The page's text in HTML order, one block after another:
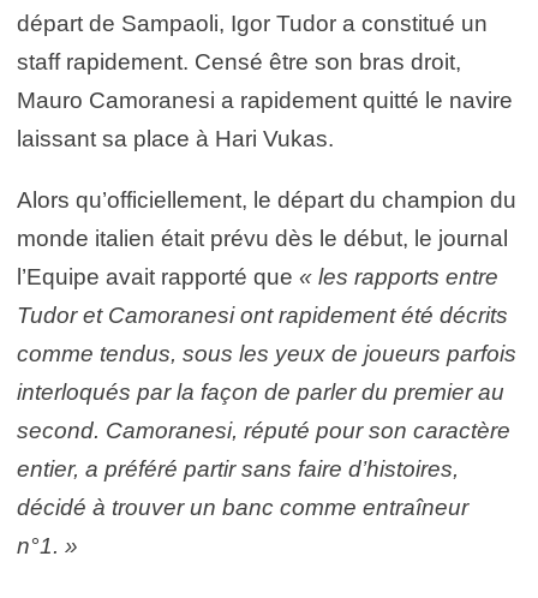
départ de Sampaoli, Igor Tudor a constitué un
staff rapidement. Censé être son bras droit,
Mauro Camoranesi a rapidement quitté le navire
laissant sa place à Hari Vukas.
Alors qu’officiellement, le départ du champion du
monde italien était prévu dès le début, le journal
l’Equipe avait rapporté que « les rapports entre
Tudor et Camoranesi ont rapidement été décrits
comme tendus, sous les yeux de joueurs parfois
interloqués par la façon de parler du premier au
second. Camoranesi, réputé pour son caractère
entier, a préféré partir sans faire d’histoires,
décidé à trouver un banc comme entraîneur
n°1. »